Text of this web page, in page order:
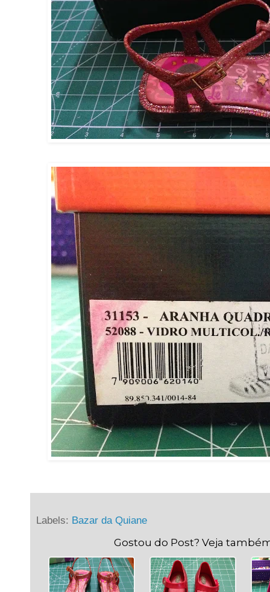
Labels: Bazar da Quiane
Gostou do Post? Veja